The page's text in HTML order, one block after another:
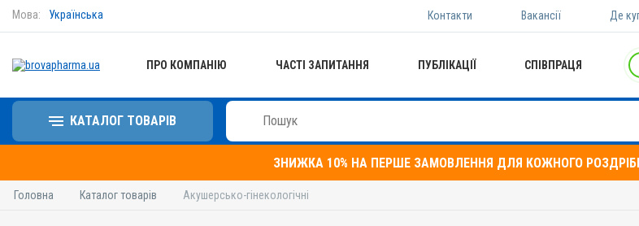
Мова: Українська Контакти Вакансії Де
ПРО КОМПАНІЮ ЧАСТІ ЗАПИТАННЯ ПУБЛІКАЦІЇ СПІВПРАЦЯ
КАТАЛОГ ТОВАРІВ
ЗНИЖКА 10% НА ПЕРШЕ ЗАМОВЛЕННЯ ДЛЯ КОЖНОГО
Головна Каталог товарів Акушерсько-гінекологічні